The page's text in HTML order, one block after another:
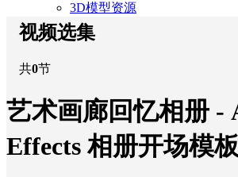
3D模型资源
视频选集
共0节
艺术画廊回忆相册 -
Effects 相册开场模板